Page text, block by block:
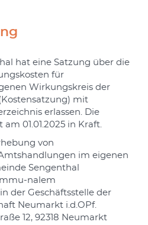
hat eine Satzung über die
für
Wirkungskreis der
mit
erlassen. Die
01.01.2025 in Kraft.
von
im eigenen
Sengenthal
nalem
der Geschäftsstelle der
Neumarkt i.d.OPf.
12, 92318 Neumarkt